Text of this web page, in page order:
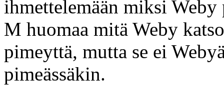
ihmettelemään miksi
M huomaa mitä Weby
pimeyttä, mutta se ei
pimeässäkin.